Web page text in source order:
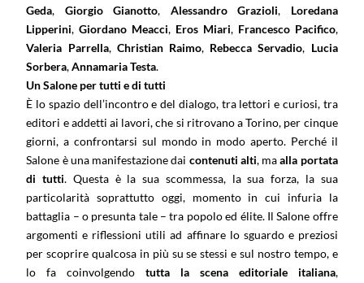
Geda, Giorgio Gianotto, Alessandro Grazioli, Loredana
Lipperini,Giordano Meacci, Eros Miari, Francesco Pacifico,
Valeria Parrella, Christian Raimo, Rebecca Servadio, Lucia
Sorbera,Annamaria Testa.
Un Salone per tutti e di tutti
È lo spazio dell’incontro e del dialogo, tra lettori e curiosi, tra
editori e addetti ai lavori, che si ritrovano a Torino, per cinque
giorni, a confrontarsi sul mondo in modo aperto. Perché il
Salone è una manifestazione dai contenuti alti, maalla portata
di tutti. Questa è la sua scommessa, la sua forza, la sua
particolarità soprattutto oggi, momento in cui infuria la
battaglia – o presunta tale – tra popolo ed élite. Il Salone offre
argomenti e riflessioni utili ad affinare lo sguardo e preziosi
per scoprire qualcosa in più su se stessi e sul nostro tempo, e
lo fa coinvolgendotutta la scena editoriale italiana,